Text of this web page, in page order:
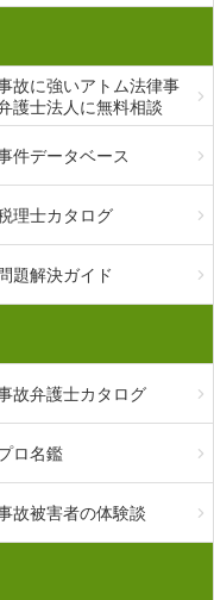
故に強いアトム法律事
護士法人に無料相談
件データベース
理士カタログ
題解決ガイド
故弁護士カタログ
ロ名鑑
故被害者の体験談